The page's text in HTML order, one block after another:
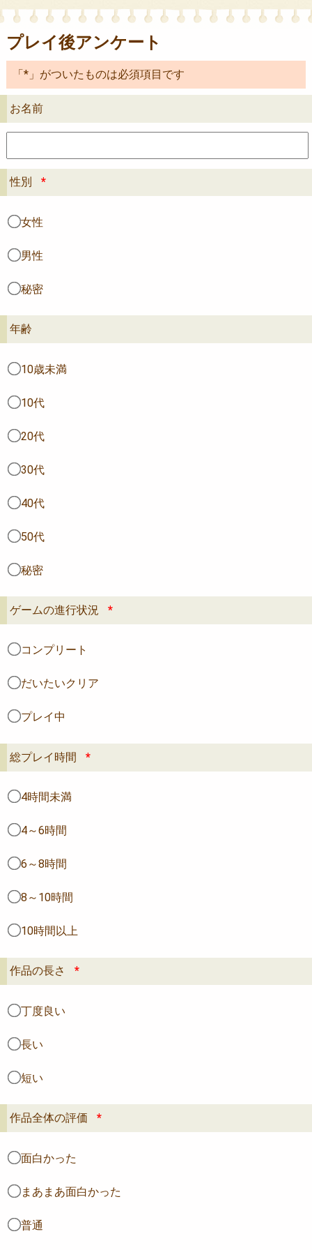
プレイ後アンケート
「*」がついたものは必須項目です
お名前
性別 *
女性
男性
秘密
年齢
10歳未満
10代
20代
30代
40代
50代
秘密
ゲームの進行状況 *
コンプリート
だいたいクリア
プレイ中
総プレイ時間 *
4時間未満
4～6時間
6～8時間
8～10時間
10時間以上
作品の長さ *
丁度良い
長い
短い
作品全体の評価 *
面白かった
まあまあ面白かった
普通